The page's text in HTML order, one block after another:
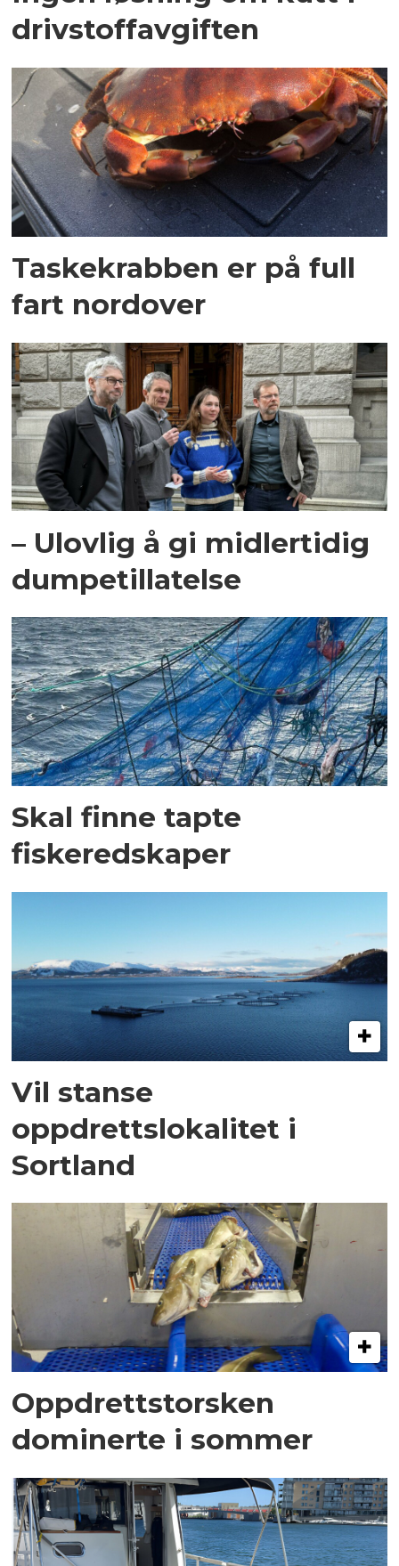
drivstoffavgiften
Taskekrabben er på full
fart nordover
– Ulovlig å gi midlertidig
dumpetillatelse
Skal finne tapte
fiskeredskaper
Vil stanse
oppdrettslokalitet i
Sortland
Oppdrettstorsken
dominerte i sommer